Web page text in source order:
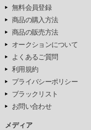
無料会員登録
商品の購入方法
商品の販売方法
オークションについて
よくあるご質問
利用規約
プライバシーポリシー
ブラックリスト
お問い合わせ
メディア